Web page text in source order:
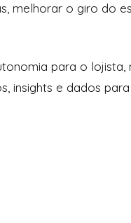
melhorar o giro do
para o lojista,
insights e dados